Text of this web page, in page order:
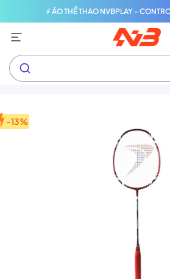
⚡ ÁO THỂ THAO NVBPLAY -
-13%